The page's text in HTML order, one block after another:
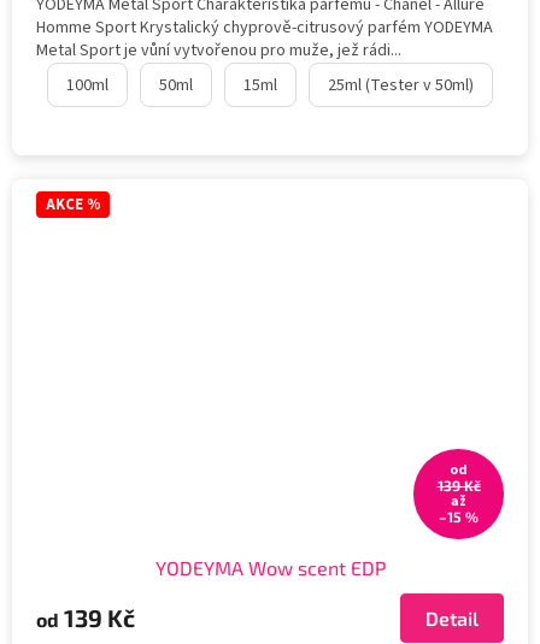
YODEYMA Metal Sport Charakteristika parfému - Chanel - Allure
Homme Sport Krystalický chyprově-citrusový parfém YODEYMA
Metal Sport je vůní vytvořenou pro muže, jež rádi...
100ml
50ml 15ml 25ml (Tester v 50ml)
AKCE %
od
139 Kč
až
–15 %
YODEYMA Wow scent EDP
od 139 Kč Detail